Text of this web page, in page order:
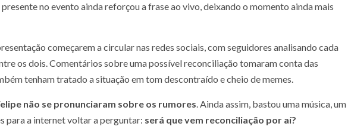
no evento ainda reforçou a frase ao vivo, deixando o momento ainda mais
começarem a circular nas redes sociais, com seguidores analisando cada
os dois. Comentários sobre uma possível reconciliação tomaram conta das
tenham tratado a situação em tom descontraído e cheio de memes.
não se pronunciaram sobre os rumores. Ainda assim, bastou uma música, um
para a internet voltar a perguntar: será que vem reconciliação por aí?